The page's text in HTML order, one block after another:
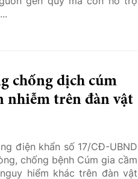
chống dịch cúm
nhiễm trên đàn vật
điện khẩn số 17/CĐ-UBND
chống bệnh Cúm gia cầm
hiểm khác trên đàn vật